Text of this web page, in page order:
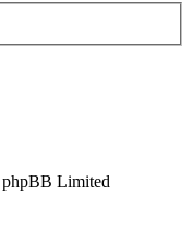
Limited